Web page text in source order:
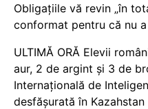
Obligațiile vă revin „în
conformat pentru că nu
ULTIMĂ ORĂ Elevii
aur, 2 de argint și 3 de
Internațională de
desfășurată în Kazahstan